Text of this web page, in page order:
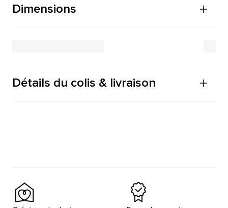
Dimensions
Détails du colis & livraison